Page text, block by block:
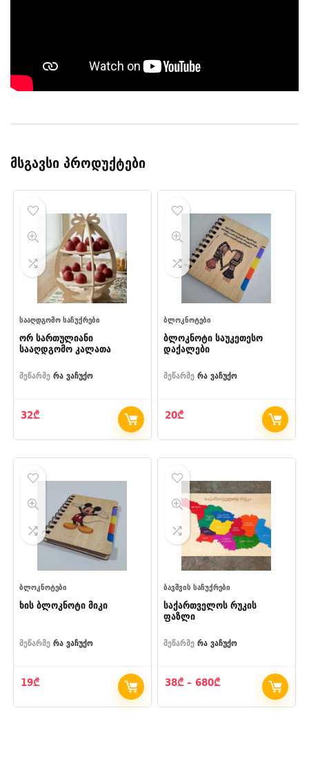
მსგავსი პროდუქტები
ᲡᲐᲐᲦᲓᲒᲝᲛᲝ ᲡᲐᲩᲣᲥᲠᲔᲑᲘ
ორ სართულიანი
სააღდგომო კალათა
მეწარმე რა ვაჩუქო
32₾
ᲑᲚᲝᲙᲜᲝᲢᲔᲑᲘ
ბლოკნოტი საუკეთესო
დაქალები
მეწარმე რა ვაჩუქო
20₾
ᲑᲚᲝᲙᲜᲝᲢᲔᲑᲘ
ხის ბლოკნოტი მიკი
მეწარმე რა ვაჩუქო
19₾
ᲑᲐᲕᲨᲕᲘᲡ ᲡᲐᲩᲣᲥᲠᲔᲑᲘ
საქართველოს რუკის
ფაზლი
მეწარმე რა ვაჩუქო
38₾ – 680₾Price
38₾